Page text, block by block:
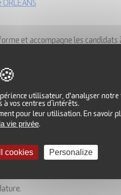
et accompagne les
pour trouver un employeur et
constitue la 2e étape du
est suivie d’une réunion métier
bimensuelle dans notre
utilisateur, d'analyser notre
à vos centres d’intérêts.
pour leur utilisation. En savoir
vie privée.
cookies Personalize